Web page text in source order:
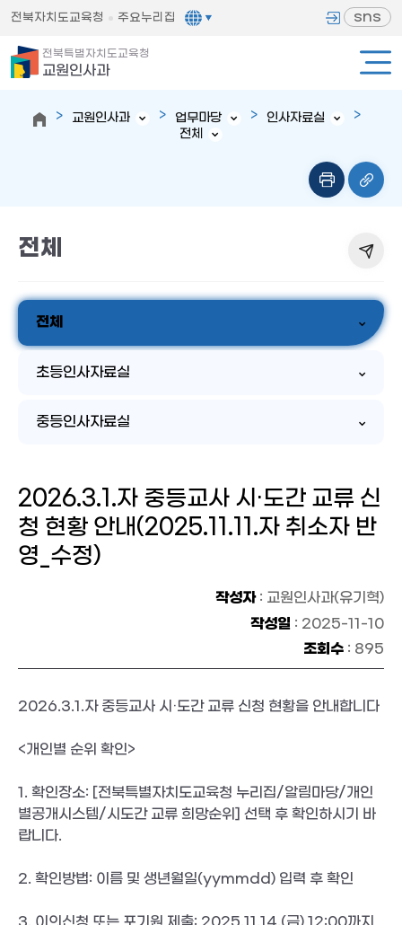
전북자치도교육청 주요누리집 sns
전북특별자치도교육청
교원인사과
교원인사과 업무마당
인사자료실
전체
전체
전체
초등인사자료실
중등인사자료실
2026.3.1.자 중등교사 시·도간 교류 신
청 현황 안내(2025.11.11.자 취소자 반
영_수정)
작성자: 교원인사과(유기혁)
작성일 : 2025-11-10
조회수 : 895
2026.3.1.자 중등교사 시 ·도간 교류 신청 현황을 안내합니다
<개인별 순위 확인>
1. 확인장소: [전북특별자치도교육청 누리집/알림마당/개인
별공개시스템/시도간 교류 희망순위 ] 선택 후 확인하시기 바
랍니다.
2. 확인방법: 이름 및 생년월일(yymmdd) 입력 후 확인
3. 이의신청 또는 포기원 제출: 2025.11.14.(금) 12:00까지